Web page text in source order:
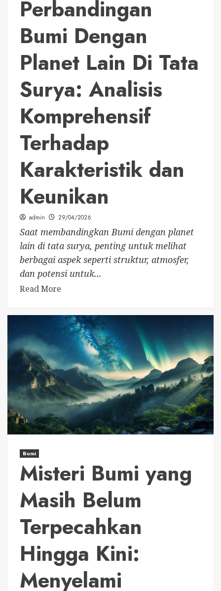
Perbandingan
Bumi Dengan
Planet Lain Di Tata
Surya: Analisis
Komprehensif
Terhadap
Karakteristik dan
Keunikan
admin 29/04/2026
Saat membandingkan Bumi dengan planet
lain di tata surya, penting untuk melihat
berbagai aspek seperti struktur, atmosfer,
dan potensi untuk...
Read More
Bumi
Misteri Bumi yang
Masih Belum
Terpecahkan
Hingga Kini:
Menyelami